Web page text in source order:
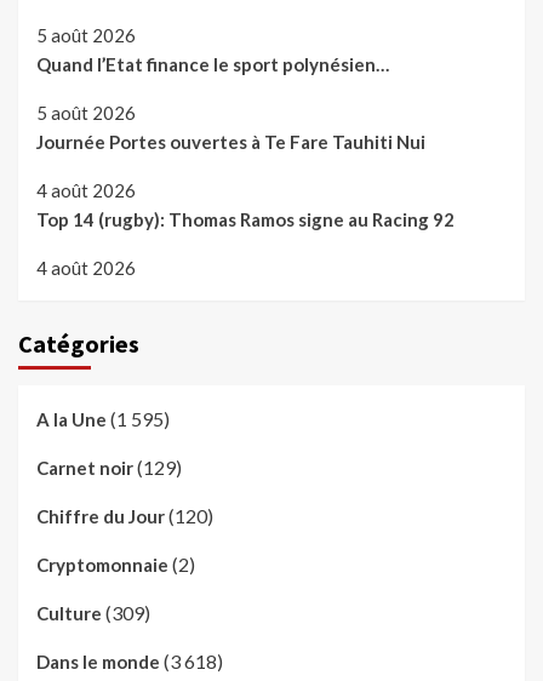
5 août 2026
Quand l’Etat finance le sport polynésien…
5 août 2026
Journée Portes ouvertes à Te Fare Tauhiti Nui
4 août 2026
Top 14 (rugby): Thomas Ramos signe au Racing 92
4 août 2026
Catégories
A la Une (1 595)
Carnet noir(129)
Chiffre du Jour(120)
Cryptomonnaie (2)
Culture (309)
Dans le monde (3 618)